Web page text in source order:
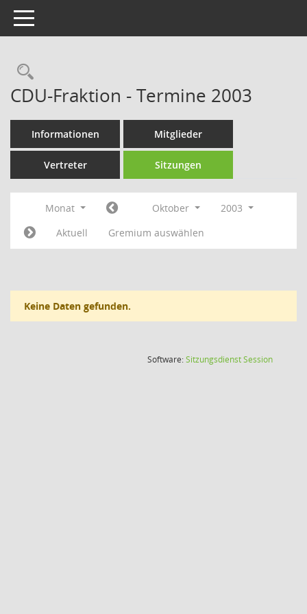
Toggle navigation
Rechercheauswahl
CDU-Fraktion - Termine 2003
Informationen Mitglieder
Vertreter Sitzungen
Monat Oktober
2003
Aktuell
Gremium auswählen
Keine Daten gefunden.
Software:SitzungsdienstSession(Wird in